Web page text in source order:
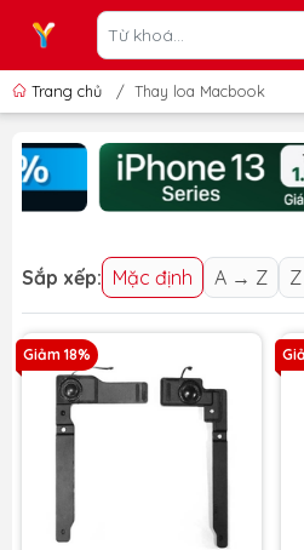
Trang chủ / Thay loa Macbook
Sắp xếp: Mặc định A → Z
Giảm 18%